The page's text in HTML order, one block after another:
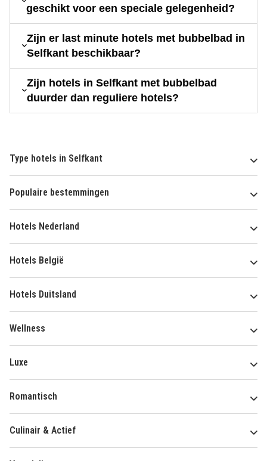
geschikt voor een speciale gelegenheid?
Zijn er last minute hotels met bubbelbad in
Selfkant beschikbaar?
Zijn hotels in Selfkant met bubbelbad
duurder dan reguliere hotels?
Type hotels in Selfkant
Populaire bestemmingen
Hotels Nederland
Hotels België
Hotels Duitsland
Wellness
Luxe
Romantisch
Culinair & Actief